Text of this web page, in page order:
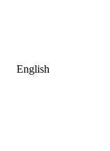
English